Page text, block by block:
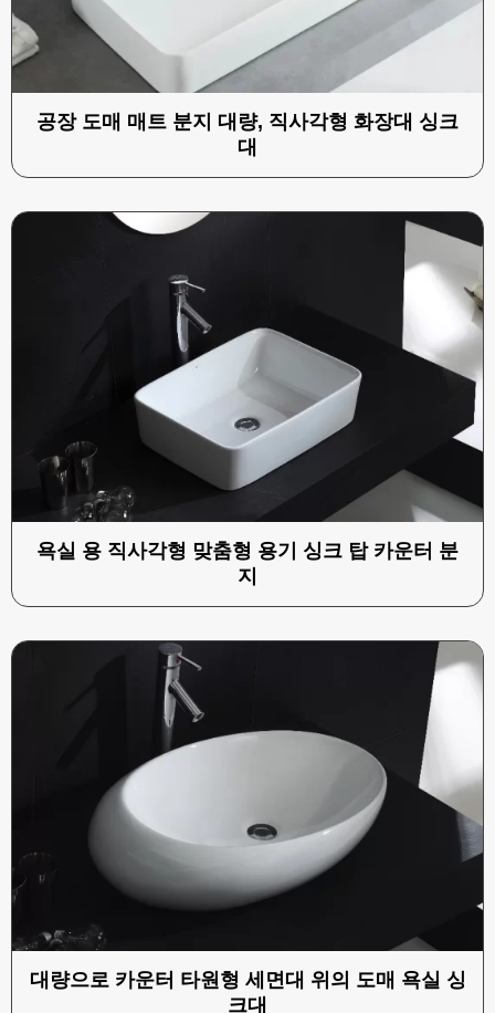
공장 도매 매트 분지 대량, 직사각형 화장대 싱크
대
욕실 용 직사각형 맞춤형 용기 싱크 탑 카운터 분
지
대량으로 카운터 타원형 세면대 위의 도매 욕실 싱
크대